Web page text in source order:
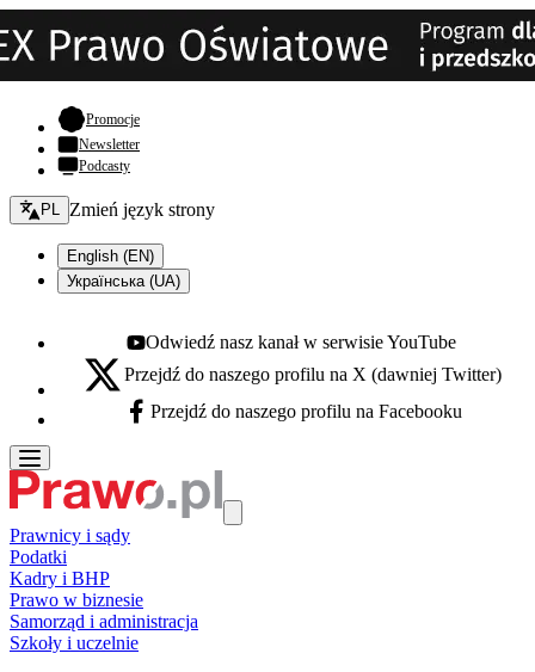
Promocje- otwiera się w nowej karcie
Newsletter
Podcasty
Zmień język - bieżący:
PL Zmień język strony
English (EN)
Українська (UA)
Youtube - otwiera się w nowej karcie
Odwiedź nasz kanał w serwisie YouTube
X - otwiera się w nowej karcie
Przejdź do naszego profilu na X (dawniej Twitter)
Facebook - otwiera się w nowej karcie
Przejdź do naszego profilu na Facebooku
Prawnicy i sądy
Podatki
Kadry i BHP
Prawo w biznesie
Samorząd i administracja
Szkoły i uczelnie